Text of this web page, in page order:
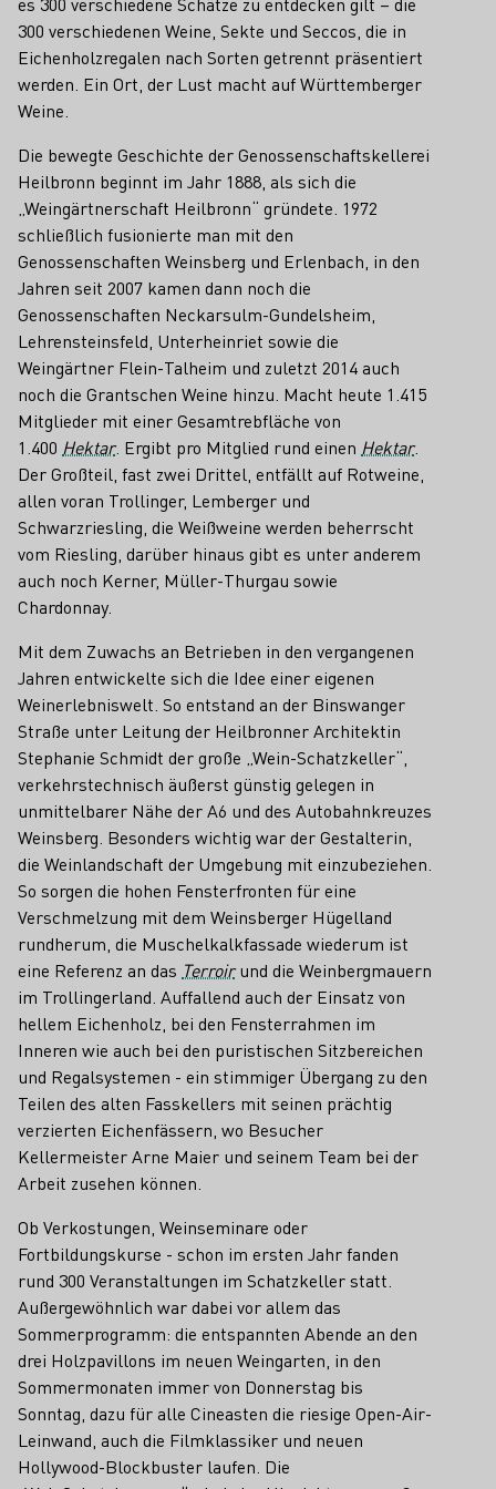
300 verschiedenen Weine, Sekte und Seccos, die in
Eichenholzregalen nach Sorten getrennt präsentiert
werden. Ein Ort, der Lust macht auf Württemberger
Weine.
Die bewegte Geschichte der Genossenschaftskellerei
Heilbronn beginnt im Jahr 1888, als sich die
„Weingärtnerschaft Heilbronn“ gründete. 1972
schließlich fusionierte man mit den
Genossenschaften Weinsberg und Erlenbach, in den
Jahren seit 2007 kamen dann noch die
Genossenschaften Neckarsulm-Gundelsheim,
Lehrensteinsfeld, Unterheinriet sowie die
Weingärtner Flein-Talheim und zuletzt 2014 auch
noch die Grantschen Weine hinzu. Macht heute 1.415
Mitglieder mit einer Gesamtrebfläche von
1.400 Hektar. Ergibt pro Mitglied rund einen Hektar.
Der Großteil, fast zwei Drittel, entfällt auf Rotweine,
allen voran Trollinger, Lemberger und
Schwarzriesling, die Weißweine werden beherrscht
vom Riesling, darüber hinaus gibt es unter anderem
auch noch Kerner, Müller-Thurgau sowie
Chardonnay.
Mit dem Zuwachs an Betrieben in den vergangenen
Jahren entwickelte sich die Idee einer eigenen
Weinerlebniswelt. So entstand an der Binswanger
Straße unter Leitung der Heilbronner Architektin
Stephanie Schmidt der große „Wein-Schatzkeller“,
verkehrstechnisch äußerst günstig gelegen in
unmittelbarer Nähe der A6 und des Autobahnkreuzes
Weinsberg. Besonders wichtig war der Gestalterin,
die Weinlandschaft der Umgebung mit einzubeziehen.
So sorgen die hohen Fensterfronten für eine
Verschmelzung mit dem Weinsberger Hügelland
rundherum, die Muschelkalkfassade wiederum ist
eine Referenz an das Terroirund die Weinbergmauern
im Trollingerland. Auffallend auch der Einsatz von
hellem Eichenholz, bei den Fensterrahmen im
Inneren wie auch bei den puristischen Sitzbereichen
und Regalsystemen - ein stimmiger Übergang zu den
Teilen des alten Fasskellers mit seinen prächtig
verzierten Eichenfässern, wo Besucher
Kellermeister Arne Maier und seinem Team bei der
Arbeit zusehen können.
Ob Verkostungen, Weinseminare oder
Fortbildungskurse - schon im ersten Jahr fanden
rund 300 Veranstaltungen im Schatzkeller statt.
Außergewöhnlich war dabei vor allem das
Sommerprogramm: die entspannten Abende an den
drei Holzpavillons im neuen Weingarten, in den
Sommermonaten immer von Donnerstag bis
Sonntag, dazu für alle Cineasten die riesige Open-Air-
Leinwand, auch die Filmklassiker und neuen
Hollywood-Blockbuster laufen. Die